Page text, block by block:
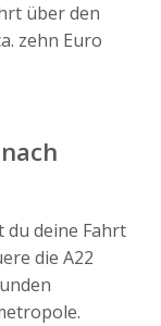
über den
zehn Euro
du deine Fahrt
die A22